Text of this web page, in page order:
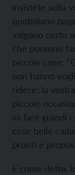
insistete sulla
quotidiano
valgono certo
che possono
piccole cose:
non hanno
ridere: la
piccole
sa fare grandi
cose belle
pronti e
E come detto,